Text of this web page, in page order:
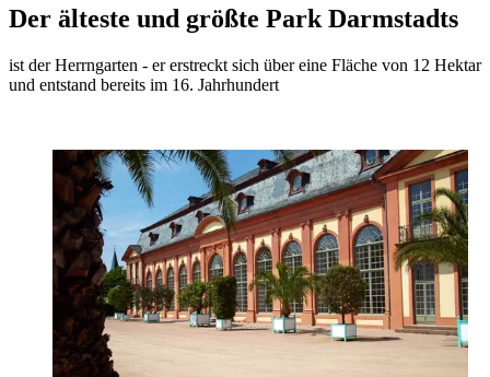
Der älteste und größte Park Darmstadts
ist der Herrngarten - er erstreckt sich über eine Fläche von 12 Hektar
und entstand bereits im 16. Jahrhundert